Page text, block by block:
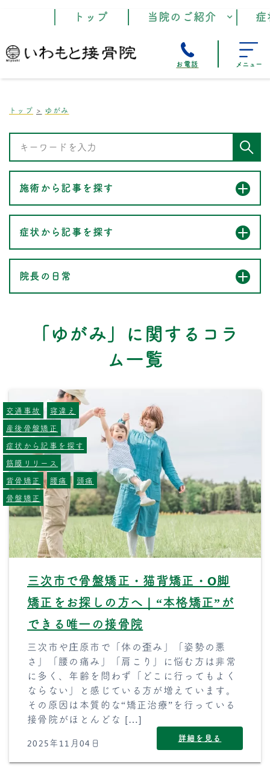
トップ 当院のご紹介
お電話 メニュー
トップ ゆがみ
施術から記事を探す
症状から記事を探す
院長の日常
「ゆがみ」に関するコラ
ム一覧
三次市で骨盤矯正・猫背矯正・O脚
矯正をお探しの方へ｜“本格矯正”が
できる唯一の接骨院
三次市や庄原市で「体の歪み」「姿勢の悪
さ」「腰の痛み」「肩こり」に悩む方は非常
に多く、年齢を問わず「どこに行ってもよく
ならない」と感じている方が増えています。
その原因は本質的な“矯正治療”を行っている
接骨院がほとんどな […]
2025年11月04日 詳細を見る
交通事故
寝違え
産後骨盤矯正
症状から記事を探す
筋膜リリース
背骨矯正
腰痛
頭痛
骨盤矯正